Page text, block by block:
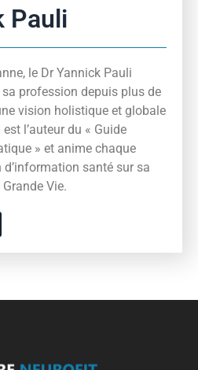
Pauli
le Dr Yannick Pauli
profession depuis plus de
vision holistique et globale
l’auteur du « Guide
» et anime chaque
santé sur sa
Vie.